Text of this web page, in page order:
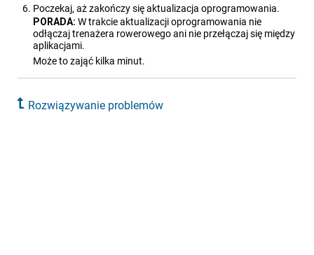
Poczekaj, aż zakończy się aktualizacja oprogramowania.
PORADA: W trakcie aktualizacji oprogramowania nie
odłączaj trenażera rowerowego ani nie przełączaj się między
aplikacjami.
Może to zająć kilka minut.
Rozwiązywanie problemów